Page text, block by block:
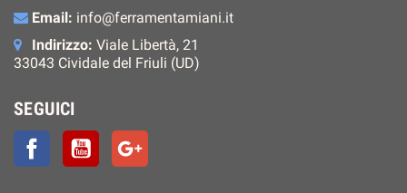
Email: info@ferramentamiani.it
Indirizzo: Viale Libertà, 21
33043 Cividale del Friuli (UD)
SEGUICI
FacebookYouTube